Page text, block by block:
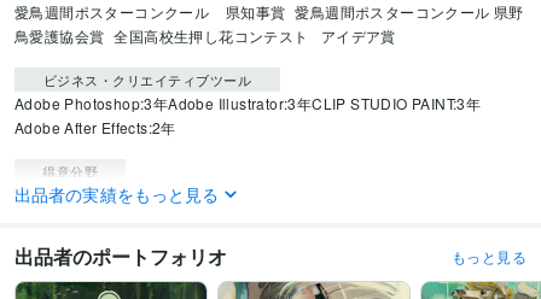
愛鳥週間ポスターコンクール    県知事賞 愛鳥週間ポスターコンクール 県野
鳥愛護協会賞 全国高校生押し花コンテスト   アイデア賞
ビジネス・クリエイティブツール
Adobe Photoshop:3年Adobe Illustrator:3年CLIP STUDIO PAINT:3年
Adobe After Effects:2年
得意分野
イラスト作成・漫画制作 儚く透明感のあるイラストの作成
出品者の実績をもっと見る
出品者のポートフォリオ もっと見る